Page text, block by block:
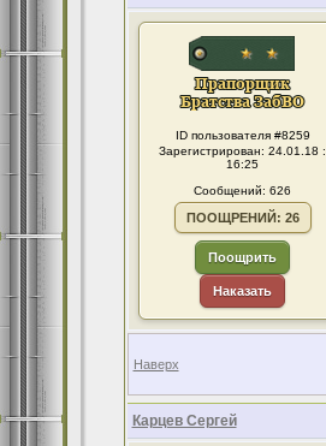
ID пользователя #8259
Зарегистрирован: 24.01.18 :
16:25
Сообщений: 626
ПООЩРЕНИЙ: 26
Поощрить
Наказать
Наверх
Карцев Сергей